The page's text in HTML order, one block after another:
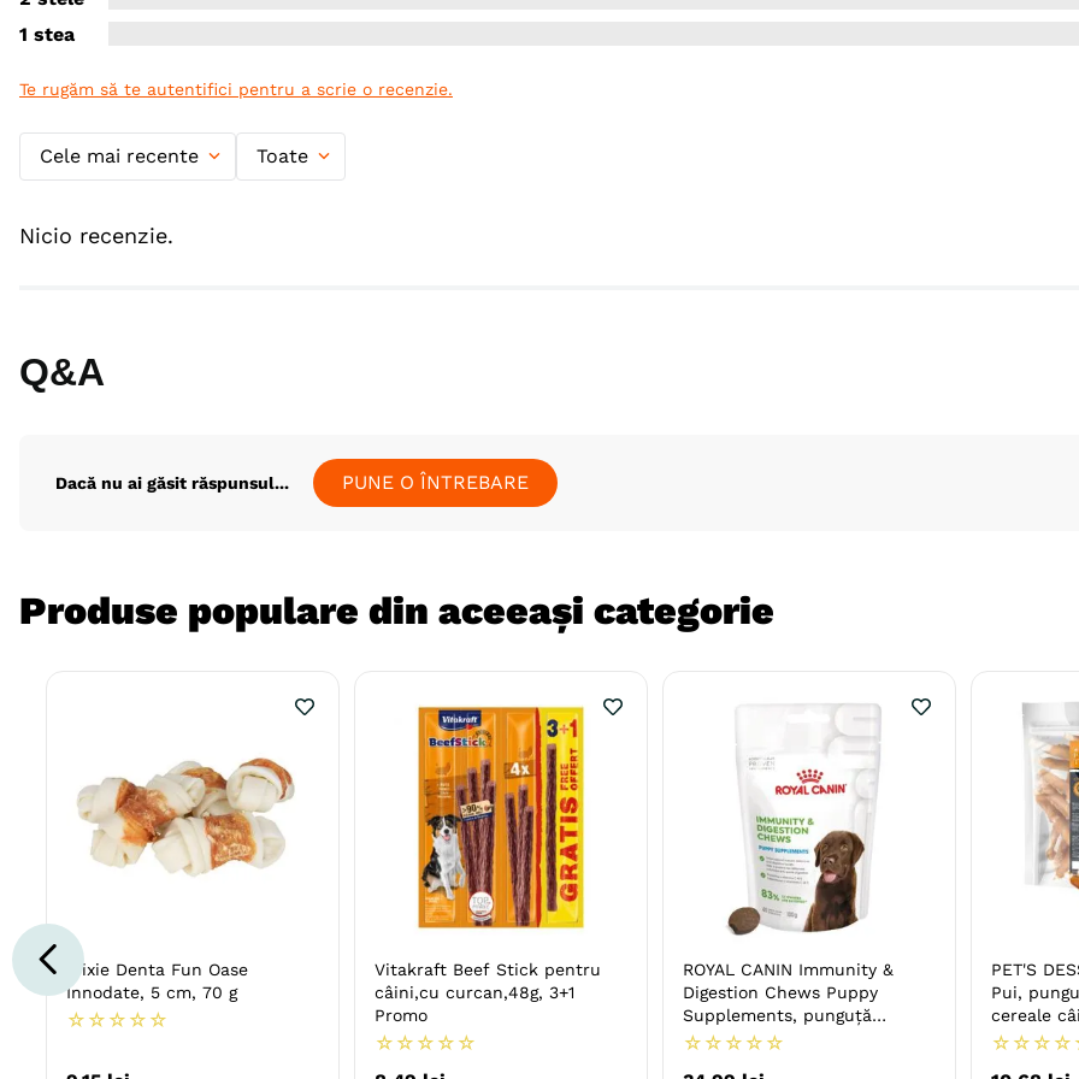
1 stea
Te rugăm să te autentifici pentru a scrie o recenzie.
Cele mai recente Toate
Nicio recenzie.
Q&A
Dacă nu ai găsit răspunsul... PUNE O ÎNTREBARE
Produse populare din aceeași categorie
Trixie Denta Fun Oase
Innodate, 5 cm, 70 g
☆ ☆ ☆ ☆ ☆
Vitakraft Beef Stick pentru
câini,cu curcan,48g, 3+1
Promo
☆ ☆ ☆ ☆ ☆
ROYAL CANIN Immunity &
Digestion Chews Puppy
Supplements, punguță
recompense funcționale câini
☆ ☆ ☆ ☆ ☆
PET'S
Pui,
cereale
☆ ☆ ☆ ☆